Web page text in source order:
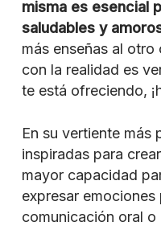
misma es esencial
saludables y
más enseñas al
con la realidad es
te está ofreciendo,
En su vertiente más
inspiradas para
mayor capacidad
expresar
comunicación oral o